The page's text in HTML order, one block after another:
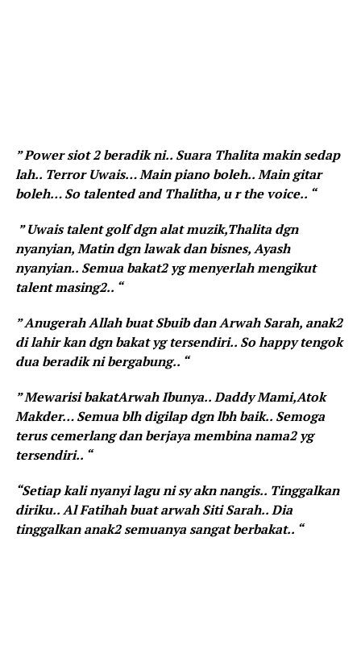
” Power siot 2 beradik ni.. Suara Thalita makin sedap
lah.. Terror Uwais… Main piano boleh.. Main gitar
boleh… So talented and Thalitha, u r the voice.. “
” Uwais talent golf dgn alat muzik,Thalita dgn
nyanyian, Matin dgn lawak dan bisnes, Ayash
nyanyian.. Semua bakat2 yg menyerlah mengikut
talent masing2.. “
” Anugerah Allah buat Sbuib dan Arwah Sarah, anak2
di lahir kan dgn bakat yg tersendiri.. So happy tengok
dua beradik ni bergabung.. “
” Mewarisi bakatArwah Ibunya.. Daddy Mami,Atok
Makder… Semua blh digilap dgn lbh baik.. Semoga
terus cemerlang dan berjaya membina nama2 yg
tersendiri.. “
“Setiap kali nyanyi lagu ni sy akn nangis.. Tinggalkan
diriku.. Al Fatihah buat arwah Siti Sarah.. Dia
tinggalkan anak2 semuanya sangat berbakat.. “